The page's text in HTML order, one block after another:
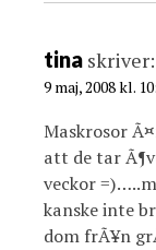
tina skriver:
9 maj, 2008 kl.
Maskrosor
att de tar
veckor
kanske inte
dom frÃ¥n